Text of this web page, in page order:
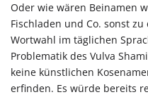
Oder wie wären Beinamen
Fischladen und Co. sonst
Wortwahl im täglichen
Problematik des Vulva
keine künstlichen
erfinden. Es würde bereits